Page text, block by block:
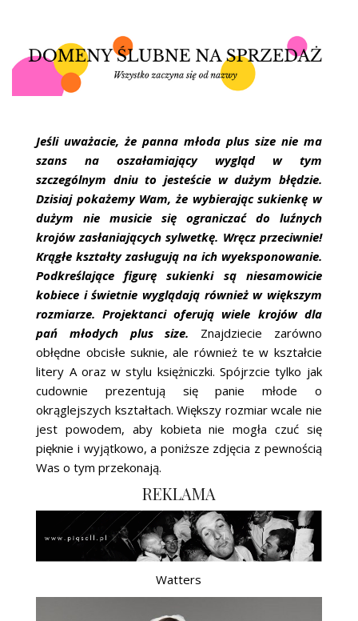
Jeśli uważacie, że panna młoda plus size nie ma
szans na oszałamiający wygląd w tym
szczególnym dniu to jesteście w dużym błędzie.
Dzisiaj pokażemy Wam, że wybierając sukienkę w
dużym nie musicie się ograniczać do luźnych
krojów zasłaniających sylwetkę. Wręcz przeciwnie!
Krągłe kształty zasługują na ich wyeksponowanie.
Podkreślające figurę sukienki są niesamowicie
kobiece i świetnie wyglądają również w większym
rozmiarze. Projektanci oferują wiele krojów dla
pań młodych plus size. Znajdziecie zarówno
obłędne obcisłe suknie, ale również te w kształcie
litery A oraz w stylu księżniczki. Spójrzcie tylko jak
cudownie prezentują się panie młode o
okrąglejszych kształtach. Większy rozmiar wcale nie
jest powodem, aby kobieta nie mogła czuć się
pięknie i wyjątkowo, a poniższe zdjęcia z pewnością
Was o tym przekonają.
REKLAMA
Watters